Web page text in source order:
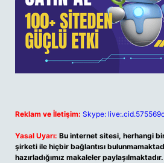
Reklam ve İletişim: Skype:
Yasal Uyarı: Bu internet sitesi, herhangi
şirketi ile hiçbir bağlantısı
hazırladığımız makaleler